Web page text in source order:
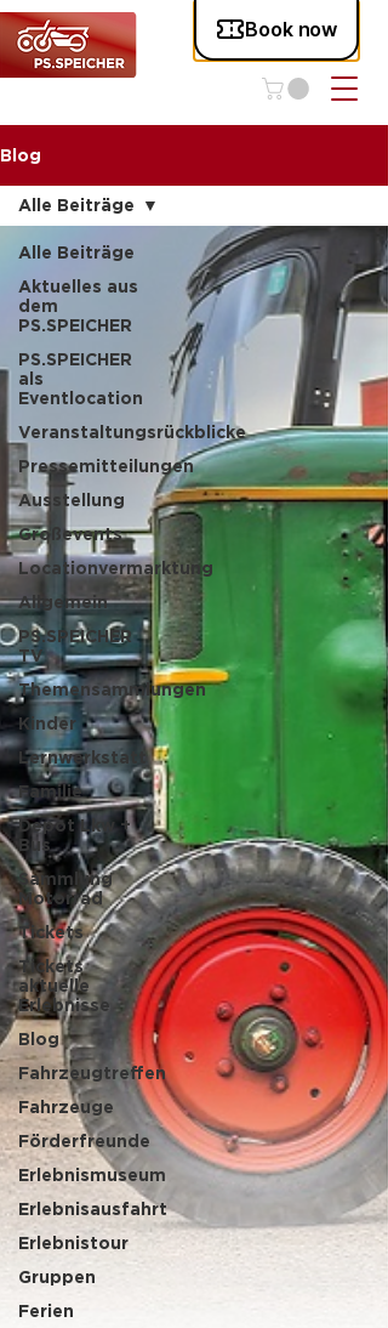
Blog
Alle Beiträge
Aktuelles aus
dem
PS.SPEICHER
PS.SPEICHER
als
Eventlocation
Veranstaltungsrückblicke
Pressemitteilungen
Ausstellung
Großevents
Locationvermarktung
Allgemein
PS.SPEICHER
TV
Themensammlungen
Kinder
Lernwerkstatt
Familie
Depot Lkw +
Bus
Sammlung
Motorrad
Tickets
Tickets
aktuelle
Erlebnisse
Blog
Fahrzeugtreffen
Fahrzeuge
Förderfreunde
Erlebnismuseum
Erlebnisausfahrt
Erlebnistour
Gruppen
Ferien
Alle Beiträge